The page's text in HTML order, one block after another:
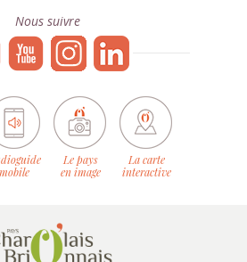
Nous suivre
mobile
Le pays
en image
La carte
interactive